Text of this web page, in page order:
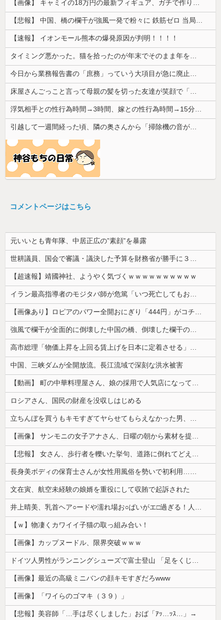
【速報】 イオンモール熊本の爆発原因が判明！！！！
コメントページはこちら
元いいとも青年隊、中居正広の”素顔”を暴露
世耕議員、国会で審議・議決した予算を財務省が勝手に３兆円動かしていると指摘・問題視
【超速報】靖國神社、ようやく気づくｗｗｗｗｗｗｗｗｗｗ
イラン最高指導者のモジタバ師が危篤「いつ死亡してもおかしくない」…イラン大統領「意思疎通はかなり難しい」！
【画像あり】ロピアのパワー全開おにぎり「444円」がコチラｗｗｗｗｗ
強風で欄干が全面的に倒壊した中国の橋、倒壊した欄干の破片を調べると凄まじい事実が発覚して……
高市総理「物価上昇を上回る賃上げを日本に定着させる」⇒ 国家公務員月給3.51％増へ
中国、三峡ダムが全開放流。長江流域で深刻な洪水被害
【動画】 町の中華料理屋さん、娘の採用で人気店になってしまう
ロシアさん、国民の財産を没収しはじめる
立ちんぼを買うもキモすぎてヤらせてもらえなかった男、代わりの足コキでまさかの大量身寸米青ｗｗｗ
【画像】 サンモニの女子アナさん、日曜の朝から素材を提供してしまう
【悲報】 女さん、歩行者を轢いた挙句、道路に倒れてどえらいことになってしまうw w w w w w w
長身美ボディの保育士さんが女性用風俗を勢いで初利用…子供に絶対見せられないメスの顔でイキまくり。
文在寅、航空未経験の娘婿を重役にして収賄で起訴された
井上晴美、乳首ヘア○ードや濡れ場お○ぱいがエ□過ぎる！人生最後のラスト写真集、最高！！
【ｗ】物凄くカワイイ子猫の取っ組み合い！
【画像】カップヌードル、限界突破ｗｗｗ
ドイツ人男性がランニングシューズで富士登山 「足をくじいて動けない」
【画像】最近の高級ミニバンの顔キモすぎだろwww
【画像】「ワイらのゴマキ（３９）」
【悲報】美容師「…手は尽くしました」おば「ｱｯ…ｯｽ…」→